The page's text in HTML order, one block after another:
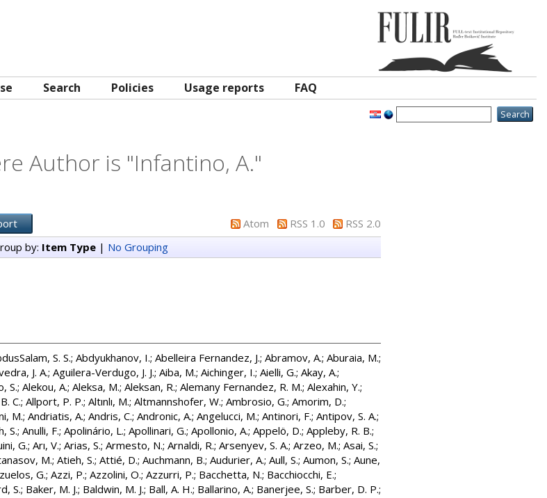
Search Policies Usage reports FAQ
Author is "Infantino, A."
Atom RSS 1.0
RSS 2.0
by: Item Type| No Grouping
S. S.; Abdyukhanov, I.; Abelleira Fernandez, J.; Abramov, A.; Aburaia, M.;
J. A.; Aguilera-Verdugo, J. J.; Aiba, M.; Aichinger, I.; Aielli, G.; Akay, A.;
S.; Alekou, A.; Aleksa, M.; Aleksan, R.; Alemany Fernandez, R. M.; Alexahin, Y.;
C.; Allport, P. P.; Altınlı, M.; Altmannshofer, W.; Ambrosio, G.; Amorim, D.;
M.; Andriatis, A.; Andris, C.; Andronic, A.; Angelucci, M.; Antinori, F.; Antipov, S. A.;
S.; Anulli, F.; Apolinário, L.; Apollinari, G.; Apollonio, A.; Appelö, D.; Appleby, R. B.;
G.; Arı, V.; Arias, S.; Armesto, N.; Arnaldi, R.; Arsenyev, S. A.; Arzeo, M.; Asai, S.;
M.; Atieh, S.; Attié, D.; Auchmann, B.; Audurier, A.; Aull, S.; Aumon, S.; Aune,
G.; Azzi, P.; Azzolini, O.; Azzurri, P.; Bacchetta, N.; Bacchiocchi, E.;
S.; Baker, M. J.; Baldwin, M. J.; Ball, A. H.; Ballarino, A.; Banerjee, S.; Barber, D. P.;